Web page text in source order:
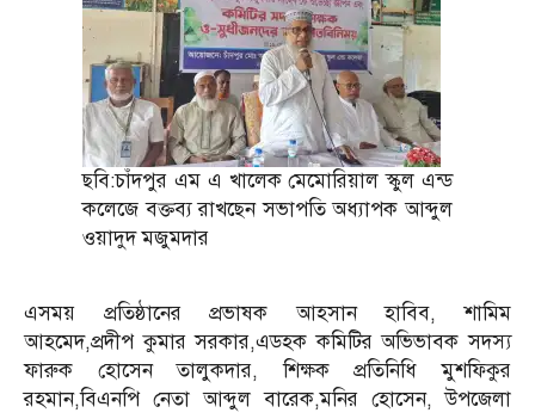
ছবি:চাঁদপুর এম এ খালেক মেমোরিয়াল স্কুল এন্ড
কলেজে বক্তব্য রাখছেন সভাপতি অধ্যাপক আব্দুল
ওয়াদুদ মজুমদার
এসময় প্রতিষ্ঠানের প্রভাষক আহসান হাবিব, শামিম
আহমেদ,প্রদীপ কুমার সরকার,এডহক কমিটির অভিভাবক সদস্য
ফারুক হোসেন তালুকদার, শিক্ষক প্রতিনিধি মুশফিকুর
রহমান,বিএনপি নেতা আব্দুল বারেক,মনির হোসেন, উপজেলা